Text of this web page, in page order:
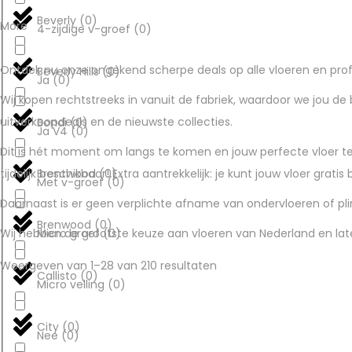
Beverly (0)
Beverly Hills(0)
Bondi(0)
Brentwood(0)
Brenwood (0)
Callisto (0)
City (0)
4-zijdige v-groef (0)
Ja (0)
Ja V4 (0)
Met v-groef(0)
Micro groef(0)
Micro velling (0)
Nee (0)
More
Ontdek nu onze ongekend scherpe deals op alle vloeren en
Wij kopen rechtstreeks in vanuit de fabriek, waardoor we jou
uitverkoopdeals en de nieuwste collecties.
Dit is hét moment om langs te komen en jouw perfecte vloer
tijdelijk beschikbaar! Extra aantrekkelijk: je kunt jouw vloer
Daarnaast is er geen verplichte afname van ondervloeren of
Wij hebben de grootste keuze aan vloeren van Nederland en
Weergeven van 1–28 van 210 resultaten